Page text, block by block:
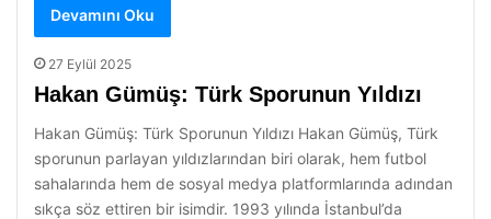
Devamını Oku
27 Eylül 2025
Hakan Gümüş: Türk Sporunun Yıldızı
Hakan Gümüş: Türk Sporunun Yıldızı Hakan Gümüş, Türk
sporunun parlayan yıldızlarından biri olarak, hem futbol
sahalarında hem de sosyal medya platformlarında adından
sıkça söz ettiren bir isimdir. 1993 yılında İstanbul’da